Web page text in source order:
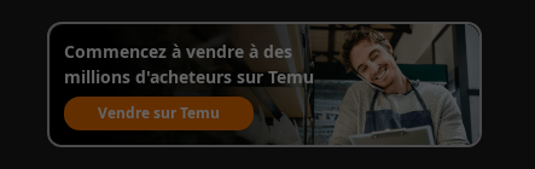
Commencez à vendre à des
millions d'acheteurs sur Temu
Vendre sur Temu